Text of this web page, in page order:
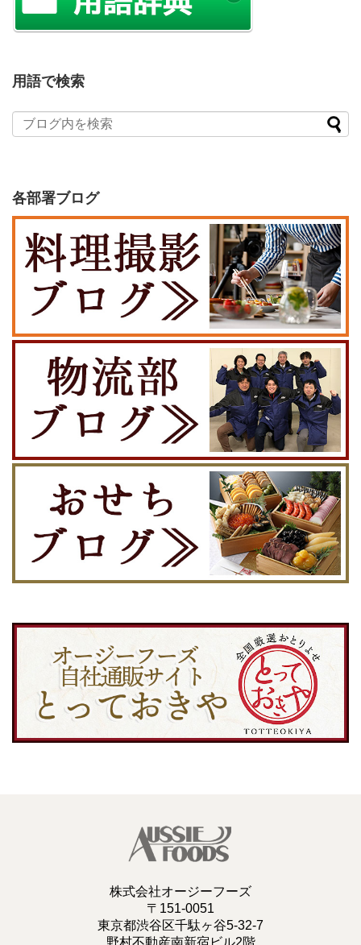
用語で検索
各部署ブログ
株式会社オージーフーズ
〒151-0051
東京都渋谷区千駄ヶ谷5-32-7